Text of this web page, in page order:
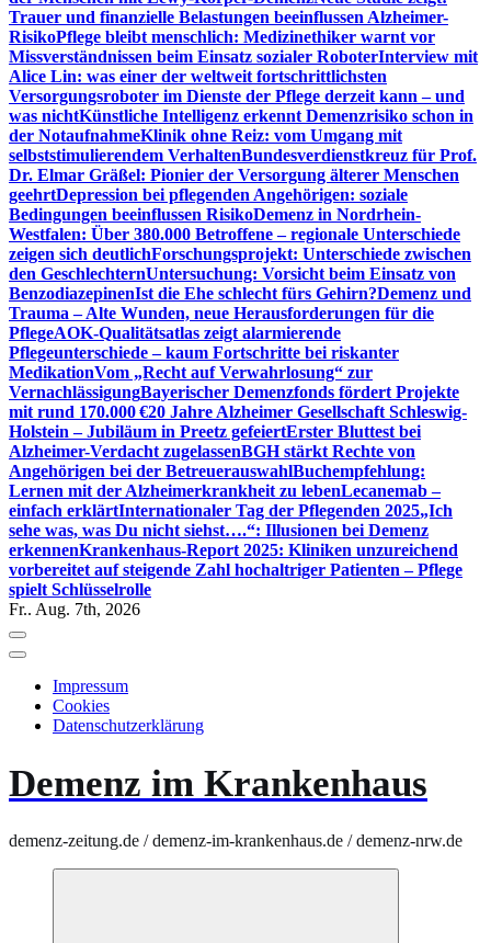
Trauer und finanzielle Belastungen beeinflussen Alzheimer-
RisikoPflege bleibt menschlich: Medizinethiker warnt vor
Missverständnissen beim Einsatz sozialer RoboterInterview mit
Alice Lin: was einer der weltweit fortschrittlichsten
Versorgungsroboter im Dienste der Pflege derzeit kann – und
was nichtKünstliche Intelligenz erkennt Demenzrisiko schon in
der NotaufnahmeKlinik ohne Reiz: vom Umgang mit
selbststimulierendem VerhaltenBundesverdienstkreuz für Prof.
Dr. Elmar Gräßel: Pionier der Versorgung älterer Menschen
geehrtDepression bei pflegenden Angehörigen: soziale
Bedingungen beeinflussen RisikoDemenz in Nordrhein-
Westfalen: Über 380.000 Betroffene – regionale Unterschiede
zeigen sich deutlichForschungsprojekt: Unterschiede zwischen
den GeschlechternUntersuchung: Vorsicht beim Einsatz von
BenzodiazepinenIst die Ehe schlecht fürs Gehirn?Demenz und
Trauma – Alte Wunden, neue Herausforderungen für die
PflegeAOK-Qualitätsatlas zeigt alarmierende
Pflegeunterschiede – kaum Fortschritte bei riskanter
MedikationVom „Recht auf Verwahrlosung“ zur
VernachlässigungBayerischer Demenzfonds fördert Projekte
mit rund 170.000 €20 Jahre Alzheimer Gesellschaft Schleswig-
Holstein – Jubiläum in Preetz gefeiertErster Bluttest bei
Alzheimer-Verdacht zugelassenBGH stärkt Rechte von
Angehörigen bei der BetreuerauswahlBuchempfehlung:
Lernen mit der Alzheimerkrankheit zu lebenLecanemab –
einfach erklärtInternationaler Tag der Pflegenden 2025„Ich
sehe was, was Du nicht siehst….“: Illusionen bei Demenz
erkennenKrankenhaus-Report 2025: Kliniken unzureichend
vorbereitet auf steigende Zahl hochaltriger Patienten – Pflege
spielt Schlüsselrolle
Fr.. Aug. 7th, 2026
Impressum
Cookies
Datenschutzerklärung
Demenz im Krankenhaus
demenz-zeitung.de / demenz-im-krankenhaus.de / demenz-nrw.de